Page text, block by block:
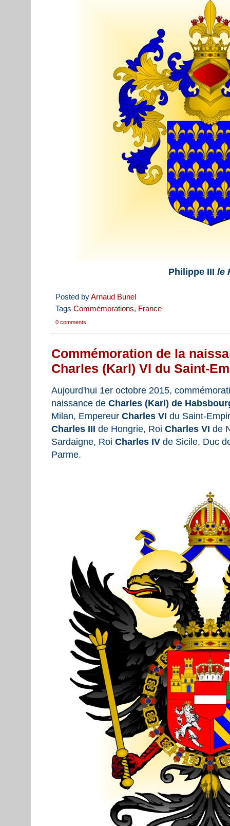
Philippe IIIle
Posted byArnaud Bunel
Tags Commémorations, France
0 comments
Commémoration de la
Charles (Karl) VI du Saint-
Aujourd'hui 1er octobre 2015,
naissance de Charles (Karl) de
Milan, Empereur Charles VI du Saint-
Charles III de Hongrie, Roi Charles VI de
Sardaigne, Roi Charles IV de Sicile, Duc
Parme.